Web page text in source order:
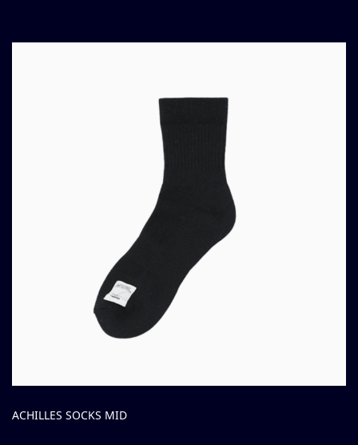
ACHILLES SOCKS MID